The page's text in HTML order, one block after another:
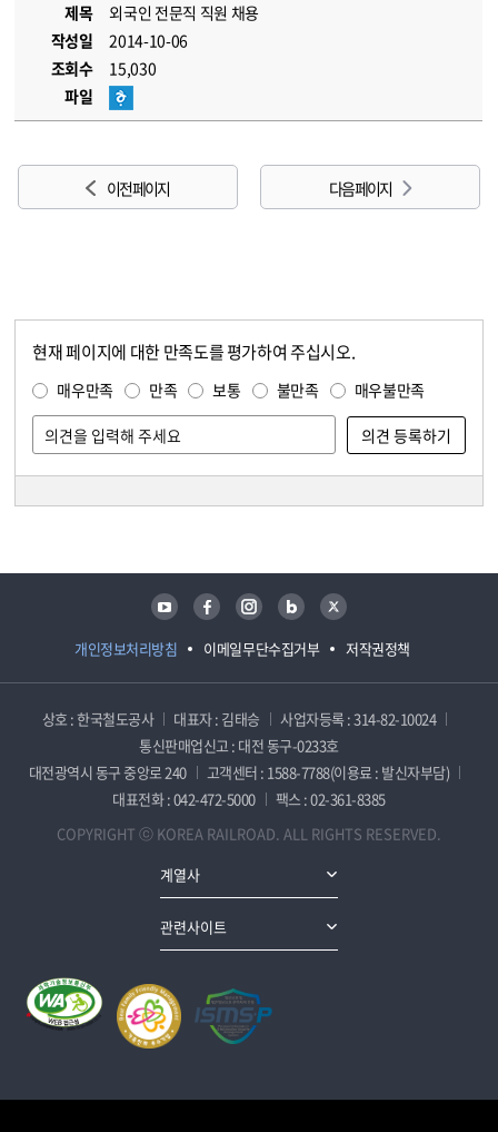
제목
외국인 전문직 직원 채용
작성일
2014-10-06
조회수
15,030
파일
이전 페이지 다음 페이지
현재 페이지에 대한 만족도를 평가하여 주십시오.
매우만족 만족 보통 불만족 매우불만족
개인정보처리방침 이메일무단수집거부 저작권정책
유튜브 페이스북 인스타그램 블로그 트위터
상호 : 한국철도공사 대표자 : 김태승
사업자등록 : 314-82-10024
통신판매업신고 : 대전 동구-0233호
대전광역시 동구 중앙로 240
고객센터 : 1588-7788(이용료 : 발신자부담)
대표전화 : 042-472-5000
팩스 : 02-361-8385
COPYRIGHT ⓒ KOREA RAILROAD. ALL RIGHTS RESERVED.
계열사
관련사이트